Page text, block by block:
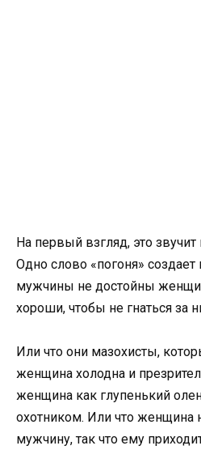
На первый взгляд, это звучит
Одно слово «погоня» создает
мужчины не достойны
хороши, чтобы не гнаться за
Или что они мазохисты,
женщина холодна и
женщина как глупенький
охотником. Или что женщина
мужчину, так что ему